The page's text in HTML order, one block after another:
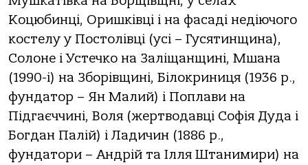
Коцюбинці, Оришківці і на фасаді недіючого
костелу у Постолівці (усі – Гусятинщина),
Солоне і Устечко на Заліщанщині, Мшана
(1990-і) на Зборівщині, Білокриниця (1936 р.,
фундатор – Ян Малий) і Поплави на
Підгаєччині, Воля (жертводавці Софія Дуда і
Богдан Палій) і Ладичин (1886 р.,
фундатори – Андрій та Ілля Штанимири) на